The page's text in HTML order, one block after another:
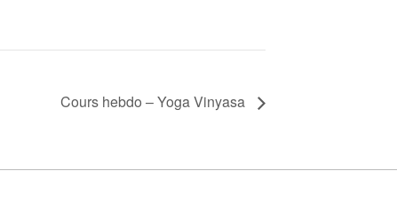
Cours hebdo – Yoga Vinyasa